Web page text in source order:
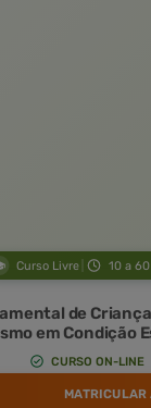
Curso Livre 10 a
de
em Condição
CURSO ON-LINE
MATRICULAR